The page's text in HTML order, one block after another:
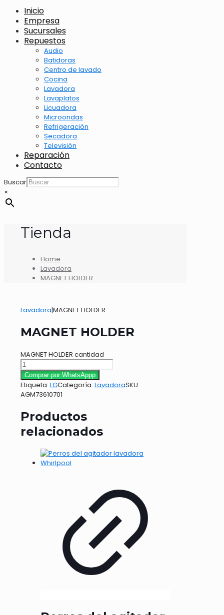
Inicio
Empresa
Sucursales
Repuestos
Audio
Batidoras
Centro de lavado
Cocina
Lavadora
Lavaplatos
Licuadora
Microondas
Refrigeración
Secadora
Televisión
Reparación
Contacto
Buscar
×
Tienda
Home
Lavadora
MAGNET HOLDER
Lavadora|MAGNET HOLDER
MAGNET HOLDER
MAGNET HOLDER cantidad
Comprar por WhatsAppp
Etiqueta: LGCategoría: LavadoraSKU:
AGM73610701
Productos
relacionados